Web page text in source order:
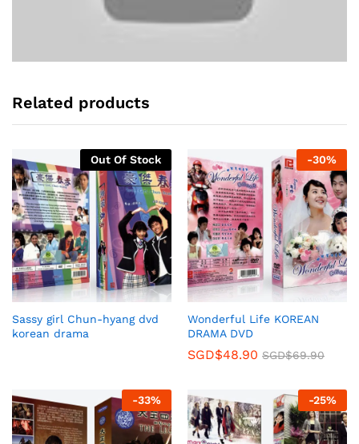
Related products
Out Of Stock
Sassy girl Chun-hyang dvd
korean drama
-30%
Wonderful Life KOREAN
DRAMA DVD
SGD$48.90 SGD$69.90
-33% -25%